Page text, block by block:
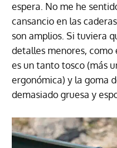
espera. No me he
cansancio en las
son amplios. Si tuviera
detalles menores, como
es un tanto tosco (más
ergonómica) y la goma
demasiado gruesa y